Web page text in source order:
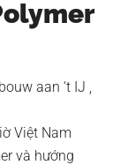
aan ‘t IJ ,
Việt Nam
và hướng